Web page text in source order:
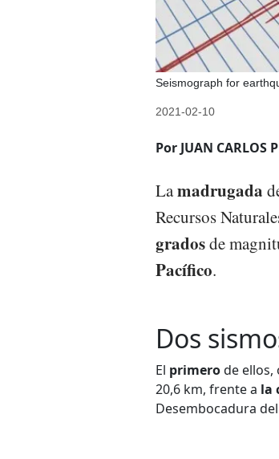
Seismograph for
2021-02-10
Por JUAN CARLOS
Lamadrugada
Recursos
gradosde
Pacífico.
Dos
El primerode ellos,
20,6 km, frente a la
Desembocadura del